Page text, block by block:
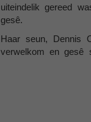
uiteindelik gereed
gesê.
Haar seun, Dennis
verwelkom en gesê